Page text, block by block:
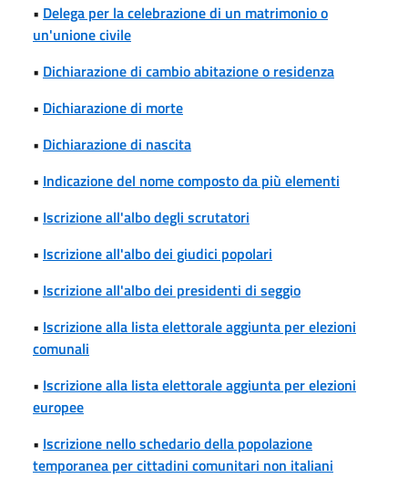
• Delega per la celebrazione di un matrimonio o
un'unione civile
• Dichiarazione di cambio abitazione o residenza
• Dichiarazione di morte
• Dichiarazione di nascita
• Indicazione del nome composto da più elementi
• Iscrizione all'albo degli scrutatori
• Iscrizione all'albo dei giudici popolari
• Iscrizione all'albo dei presidenti di seggio
• Iscrizione alla lista elettorale aggiunta per elezioni
comunali
• Iscrizione alla lista elettorale aggiunta per elezioni
europee
• Iscrizione nello schedario della popolazione
temporanea per cittadini comunitari non italiani